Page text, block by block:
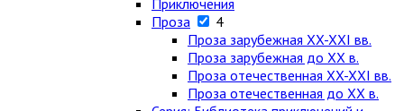
Приключения
Проза
4
Проза зарубежная XX-XXI вв.
Проза зарубежная до XX в.
Проза отечественная XX-XXI вв.
Проза отечественная до XX в.